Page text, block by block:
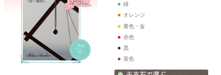
緑
オレンジ
黄色・金
赤色
黒
茶色